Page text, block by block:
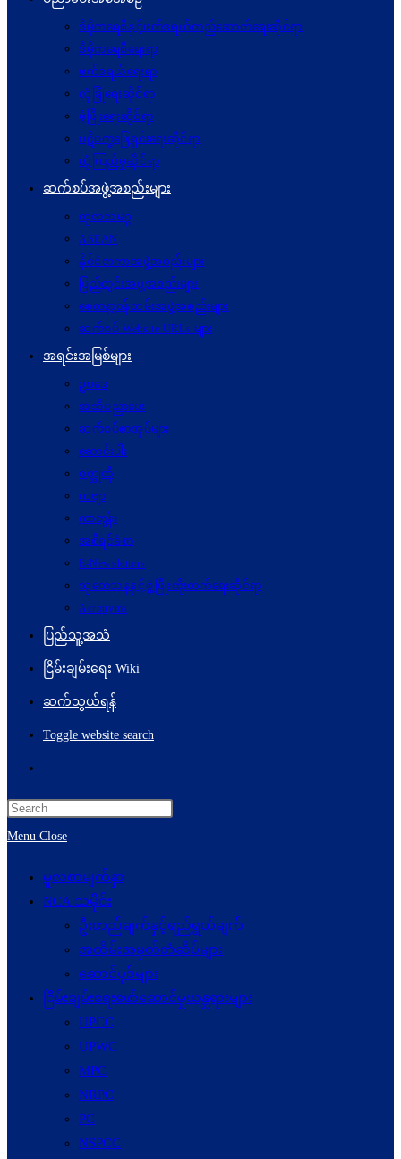
ဒီမိုကရေစီနှင့်ဖက်ဒရယ်တည်ဆောက်ရေးဆိုင်ရာ
ဒီမိုကရေစီရေးရာ
ဖက်ဒရယ်ရေးရာ
လုံခြုံရေးဆိုင်ရာ
ဖွံဖြိုးရေးဆိုင်ရာ
ပဋိပက္ခ‌ဖြေရှင်းရေးဆိုင်ရာ
ယုံကြည်မှုဆိုင်ရာ
ဆက်စပ်အဖွဲ့အစည်းများ
ကုလသမဂ္ဂ
ASEAN
နိုင်ငံတကာအဖွဲ့အစည်းများ
ပြည်တွင်းအဖွဲ့အစည်းများ
စေတနာ့ဝန်ထမ်းအဖွဲ့အစည်းများ
ဆက်စပ် Website URLs များ
အရင်းအမြစ်များ
ဥပဒေ
အသိပညာပေး
ဆက်စပ်စာအုပ်များ
ဆောင်းပါး
ဝတ္ထုတို
ကဗျာ
ကာတွန်း
အစီရင်ခံစာ
E-Newsletters
သုတေသနနှင့်ဖွံ့ဖြိုးတိုးတက်ရေးဆိုင်ရာ
Acronyms
ပြည်သူ့အသံ
ငြိမ်းချမ်းရေး Wiki
ဆက်သွယ်ရန်
Toggle website search
Menu Close
မူလစာမျက်နှာ
NCA သမိုင်း
ဦးတည်ချက်နှင့်ရည်ရွယ်ချက်
အထိမ်းအမှတ်တံဆိပ်များ
ဆောင်ပုဒ်များ
ငြိမ်းချမ်းရေးဖော်‌ဆောင်မှုယန္တရားများ
UPCC
UPWC
MPC
NRPC
PC
NSPCC